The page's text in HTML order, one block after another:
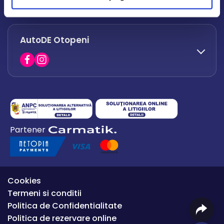
office.afumati@autode.ro
0730 063 852
0730 063 851
AutoDE Otopeni
0754 649 360
office.premium@autode.ro
Partener
Cookies
Termeni si conditii
Politica de Confidentialitate
Politica de rezervare online